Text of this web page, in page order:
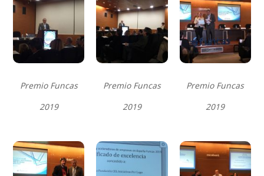
Premio Funcas
2019
Premio Funcas
2019
Premio Funcas
2019